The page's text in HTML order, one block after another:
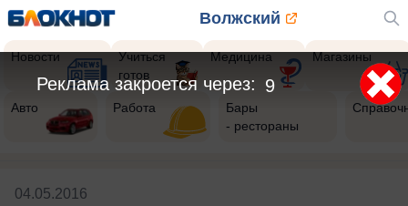
Волжский
Новости
Учиться
готов
Медицина Магазины
Авто Работа
Бары
- рестораны
04.05.2016
9
Реклама закроется через: